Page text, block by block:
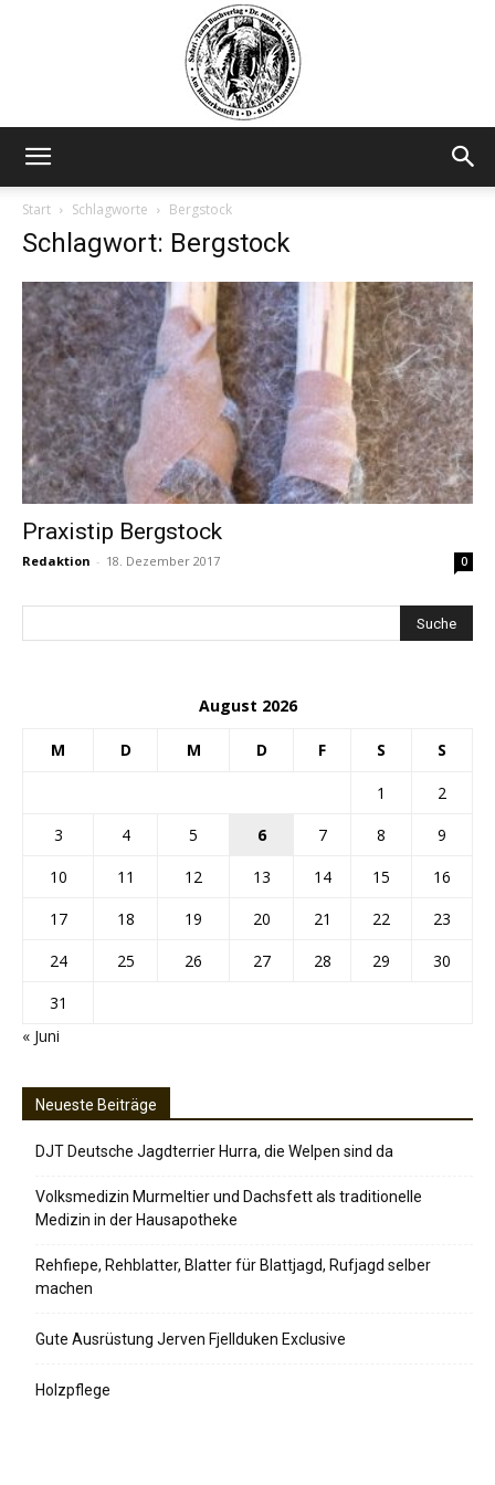
Start
Schlagworte Bergstock
Schlagwort: Bergstock
Praxistip Bergstock
Redaktion - 18. Dezember 2017 0
August 2026
M D M D F S S
1
2
3
4 5 6 7 8
9
10
11 12 13 14 15
16
17
18 19 20 21 22
23
24
25 26 27 28 29
30
31
« Juni
Neueste Beiträge
DJT Deutsche Jagdterrier Hurra, die Welpen sind da
Volksmedizin Murmeltier und Dachsfett als traditionelle
Medizin in der Hausapotheke
Rehfiepe, Rehblatter, Blatter für Blattjagd, Rufjagd selber
machen
Gute Ausrüstung Jerven Fjellduken Exclusive
Holzpflege